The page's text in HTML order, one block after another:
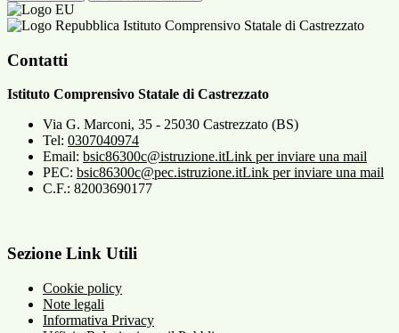
Istituto Comprensivo Statale di Castrezzato
Contatti
Istituto Comprensivo Statale di Castrezzato
Via G. Marconi, 35 - 25030 Castrezzato (BS)
Tel: 0307040974
Email: bsic86300c@istruzione.itLink per inviare una mail
PEC: bsic86300c@pec.istruzione.itLink per inviare una mail
C.F.: 82003690177
Sezione Link Utili
Cookie policy
Note legali
Informativa Privacy